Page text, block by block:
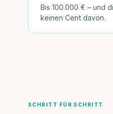
Bis 100.000 € – und
keinen Cent davon.
SCHRITT FÜR SCHRITT